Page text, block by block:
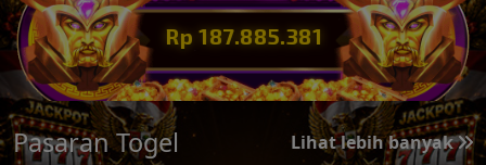
Rp 187.895.607
Pasaran Togel Lihat lebih banyak